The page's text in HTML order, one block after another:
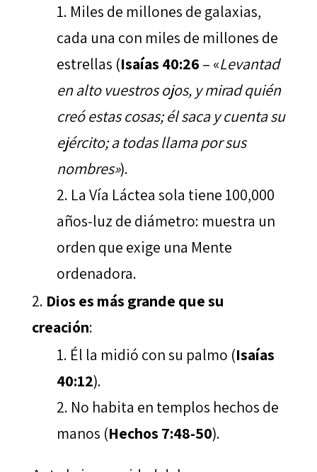
Miles de millones de galaxias,
cada una con miles de millones de
estrellas (Isaías 40:26 – «Levantad
en alto vuestros ojos, y mirad quién
creó estas cosas; él saca y cuenta su
ejército; a todas llama por sus
nombres»).
La Vía Láctea sola tiene 100,000
años-luz de diámetro: muestra un
orden que exige una Mente
ordenadora.
Dios es más grande que su
creación:
Él la midió con su palmo (Isaías
40:12).
No habita en templos hechos de
manos (Hechos 7:48-50).